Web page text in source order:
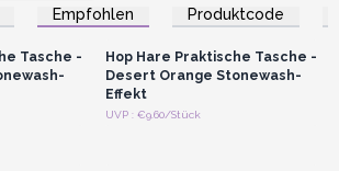
Empfohlen Produktcode
für
Tasche -
Registrieren für
Großhandelspreise
Hop Hare Praktische Tasche -
Desert Orange Stonewash-
Effekt
UVP : €9.60/StückAnmelden oder